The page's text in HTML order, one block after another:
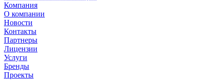
Компания
О компании
Новости
Контакты
Партнеры
Лицензии
Услуги
Бренды
Проекты